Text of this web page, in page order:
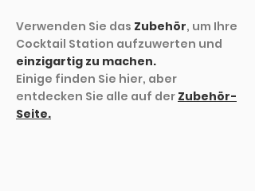
Verwenden Sie das Zubehör, um Ihre
Cocktail Station aufzuwerten und
einzigartig zu machen.
Einige finden Sie hier, aber
entdecken Sie alle auf der Zubehör-
Seite.